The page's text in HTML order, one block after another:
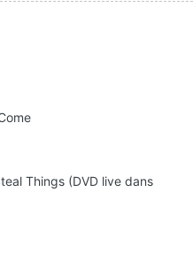
Things (DVD live dans